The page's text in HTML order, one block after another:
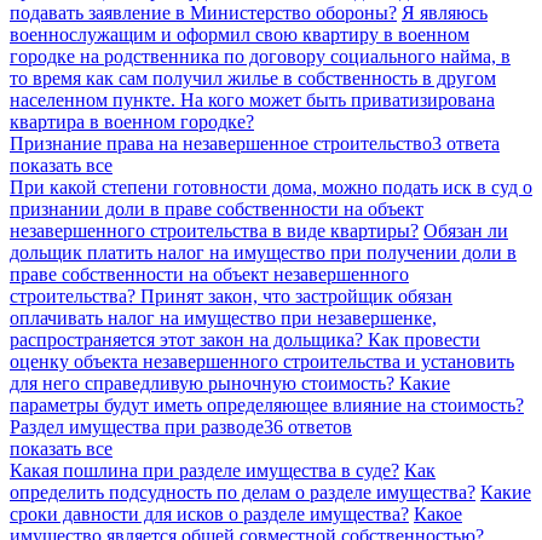
подавать заявление в Министерство обороны? Я являюсь
военнослужащим и оформил свою квартиру в военном
городке на родственника по договору социального найма, в
то время как сам получил жилье в собственность в другом
населенном пункте. На кого может быть приватизирована
квартира в военном городке?
Признание права на незавершенное строительство3 ответа
показать все
При какой степени готовности дома, можно подать иск в суд о
признании доли в праве собственности на объект
незавершенного строительства в виде квартиры? Обязан ли
дольщик платить налог на имущество при получении доли в
праве собственности на объект незавершенного
строительства? Принят закон, что застройщик обязан
оплачивать налог на имущество при незавершенке,
распространяется этот закон на дольщика? Как провести
оценку объекта незавершенного строительства и установить
для него справедливую рыночную стоимость? Какие
параметры будут иметь определяющее влияние на стоимость?
Раздел имущества при разводе36 ответов
показать все
Какая пошлина при разделе имущества в суде? Как
определить подсудность по делам о разделе имущества? Какие
сроки давности для исков о разделе имущества? Какое
имущество является общей совместной собственностью?